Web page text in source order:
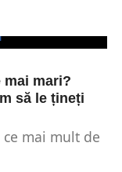
ci și...
mai mari?
să le țineți
mai mult de